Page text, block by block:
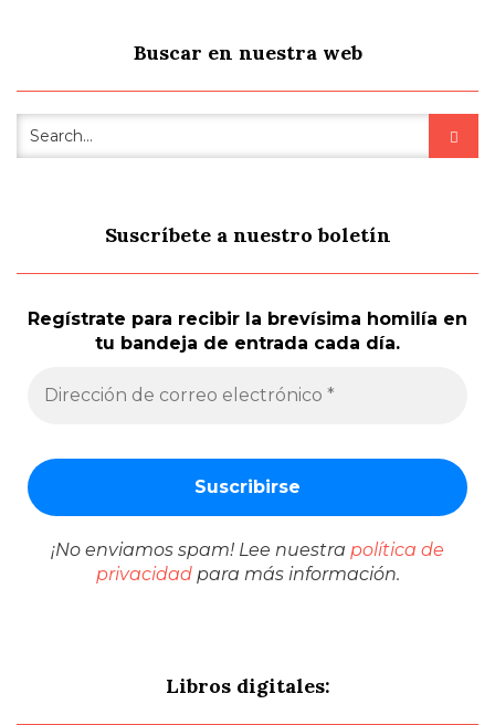
Buscar en nuestra web
Suscríbete a nuestro boletín
Regístrate para recibir la brevísima homilía en
tu bandeja de entrada cada día.
¡No enviamos spam! Lee nuestra política de
privacidadpara más información.
Libros digitales: